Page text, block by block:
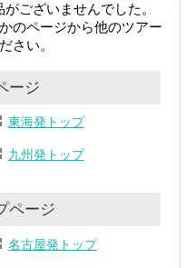
ございませんでした。
のページから他のツアー
さい。
ージ
東海発トップ
九州発トップ
ページ
名古屋発トップ